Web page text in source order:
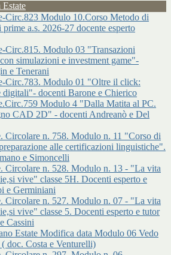
Estate
Circ.823 Modulo 10.Corso Metodo di
prime a.s. 2026-27 docente esperto
Circ.815. Modulo 03 "Transazioni
simulazioni e investment game"-
e Tenerani
Circ.783. Modulo 01 "Oltre il click:
digitali"- docenti Barone e Chierico
Modulo 4 "Dalla Matita al PC.
CAD 2D" - docenti Andreanò e Del
Circolare n. 758. Modulo n. 11 "Corso di
alle certificazioni linguistiche".
e Simoncelli
Circolare n. 528. Modulo n. 13 - "La vita
vive" classe 5H. Docenti esperto e
e Germiniani
Circolare n. 527. Modulo n. 07 - "La vita
vive" classe 5. Docenti esperto e tutor
Cassini
Estate Modifica data Modulo 06 Vedo
( doc. Costa e Venturelli)